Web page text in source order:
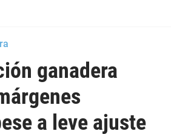
ganadera
a leve ajuste